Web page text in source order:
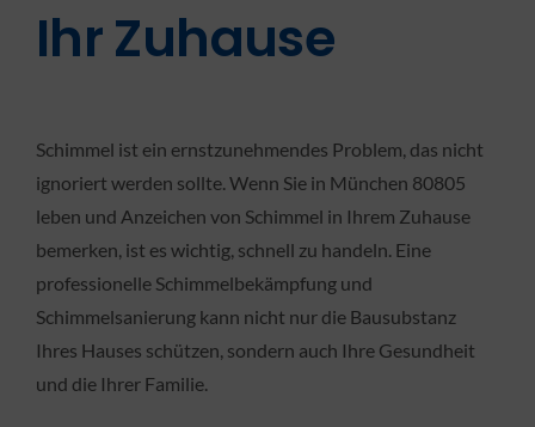
Ihr Zuhause
Schimmel ist ein ernstzunehmendes Problem, das nicht
ignoriert werden sollte. Wenn Sie in München 80805
leben und Anzeichen von Schimmel in Ihrem Zuhause
bemerken, ist es wichtig, schnell zu handeln. Eine
professionelle Schimmelbekämpfung und
Schimmelsanierung kann nicht nur die Bausubstanz
Ihres Hauses schützen, sondern auch Ihre Gesundheit
und die Ihrer Familie.